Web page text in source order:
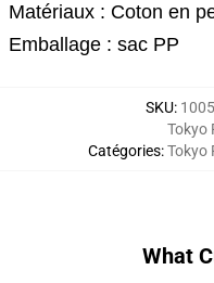
Matériaux : Coton en
Emballage : sac PP
SKU:
Catégories:
Tokyo
Tokyo
What